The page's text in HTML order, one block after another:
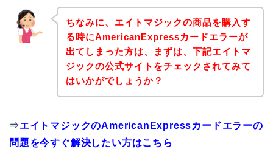
ちなみに、エイトマジックの商品を購入す
る時にAmericanExpressカードエラーが
出てしまった方は、まずは、下記エイトマ
ジックの公式サイトをチェックされてみて
はいかがでしょうか？
⇒エイトマジックのAmericanExpressカードエラーの
問題を今すぐ解決したい方はこちら